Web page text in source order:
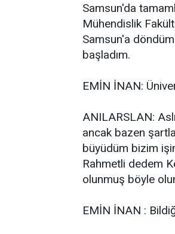
Samsun'da
Mühendislik
Samsun'a
başladım.
EMİN İNAN:
ANILARSLAN:
ancak bazen
büyüdüm bizim
Rahmetli dedem
olunmuş böyle
EMİN İNAN :